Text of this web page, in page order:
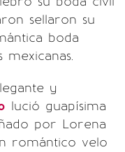
sellaron su
boda
y
lució guapísima
por Lorena
romántico velo